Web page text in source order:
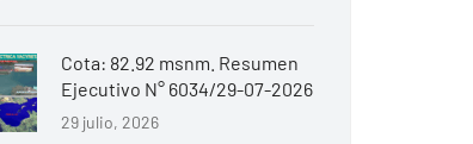
Cota: 82.92 msnm. Resumen
Ejecutivo N° 6034/29-07-2026
29 julio, 2026